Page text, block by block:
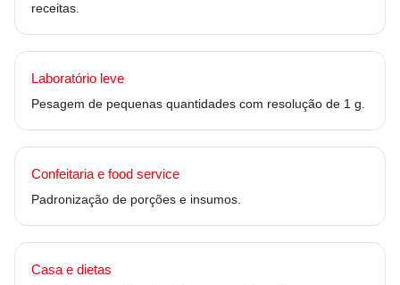
receitas.
Laboratório leve
Pesagem de pequenas quantidades com resolução de 1 g.
Confeitaria e food service
Padronização de porções e insumos.
Casa e dietas